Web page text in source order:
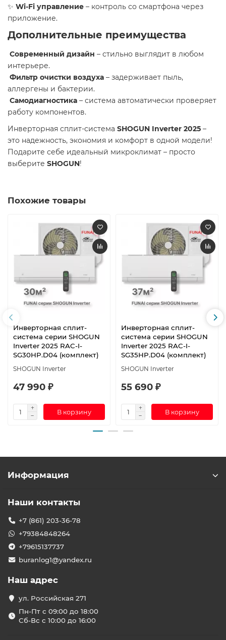
✨ Wi-Fi управление – контроль со смартфона через
приложение.
Дополнительные преимущества
Современный дизайн – стильно выглядит в любом
интерьере.
Фильтр очистки воздуха – задерживает пыль,
аллергены и бактерии.
Самодиагностика – система автоматически проверяет
работу компонентов.
Инверторная сплит-система SHOGUN Inverter 2025 –
это надежность, экономия и комфорт в одной модели!
Подарите себе идеальный микроклимат – просто
выберите SHOGUN!
Похожие товары
Инверторная сплит-
система серии SHOGUN
Inverter 2025 RAC-I-
SG30HP.D04 (комплект)
SHOGUN Inverter
47 990 ₽
В корзину
Инверторная сплит-
система серии SHOGUN
Inverter 2025 RAC-I-
SG35HP.D04 (комплект)
SHOGUN Inverter
55 690 ₽
В корзину
Информация
Наши контакты
+7 (861) 203-36-78
+79384848264
+79615137737
buranlog1@yandex.ru
Наш адрес
ул. Российская 271
Пн-Пт с 09:00 до 18:00
Сб-Вс с 10:00 до 16:00